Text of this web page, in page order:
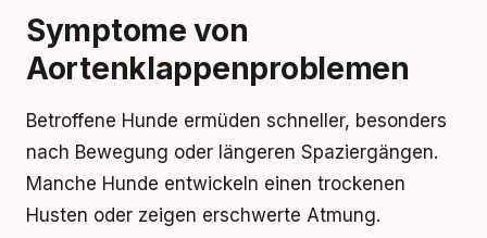
Symptome von
Aortenklappenproblemen
Betroffene Hunde ermüden schneller, besonders
nach Bewegung oder längeren Spaziergängen.
Manche Hunde entwickeln einen trockenen
Husten oder zeigen erschwerte Atmung.